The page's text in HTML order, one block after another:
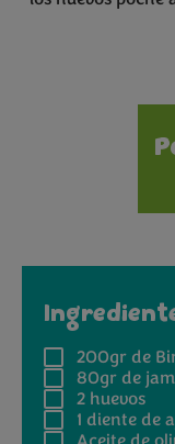
200grde
80grde
2 huevos
1 diente de